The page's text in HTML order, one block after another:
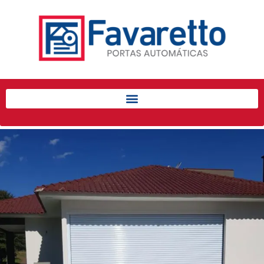
Início
Porta de Enrolar Automática
Automatizadores
Acessórios Para Portas de
Enrolar
Pintura eletrostática
Portfólio
Contato